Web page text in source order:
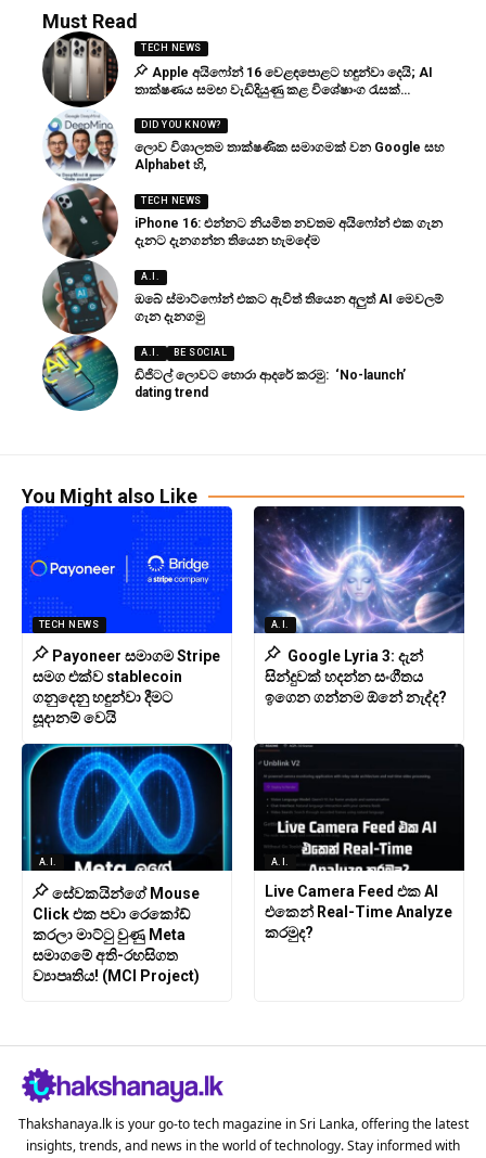
Must Read
TECH NEWS
Apple අයිෆෝන් 16 වෙළඳපොළට හඳුන්වා දෙයි; AI
තාක්ෂණය සමඟ වැඩිදියුණු කළ විශේෂාංග රැසක්…
DID YOU KNOW?
ලොව විශාලතම තාක්ෂණික සමාගමක් වන Google සහ
Alphabet හි,
TECH NEWS
iPhone 16: එන්නට නියමිත නවතම අයිෆෝන් එක ගැන
දැනට දැනගන්න තියෙන හැමදේම
A.I.
ඔබේ ස්මාට්ෆෝන් එකට ඇවිත් තියෙන අලුත් AI මෙවලම්
ගැන දැනගමු
A.I. BE SOCIAL
ඩිජිටල් ලොවට හොරා ආදරේ කරමු: ‘No-launch’
dating trend
You Might also Like
TECH NEWS
Payoneer සමාගම Stripe
සමග එක්ව stablecoin
ගනුදෙනු හඳුන්වා දීමට
සූදානම් වෙයි
A.I.
Google Lyria 3: දැන්
සින්දුවක් හදන්න සංගීතය
ඉගෙන ගන්නම ඕනේ නැද්ද?
A.I.
සේවකයින්ගේ Mouse
Click එක පවා රෙකෝඩ්
කරලා මාට්ටු වුණු Meta
සමාගමේ අති-රහසිගත
ව්‍යාපෘතිය! (MCI Project)
A.I.
Live Camera Feed එක AI
එකෙන් Real-Time Analyze
කරමුද?
Thakshanaya.lk is your go-to tech magazine in Sri Lanka, offering the latest
insights, trends, and news in the world of technology. Stay informed with